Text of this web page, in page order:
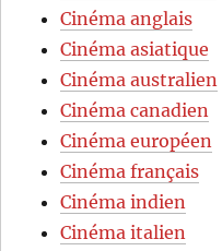
Cinéma anglais
Cinéma asiatique
Cinéma australien
Cinéma canadien
Cinéma européen
Cinéma français
Cinéma indien
Cinéma italien